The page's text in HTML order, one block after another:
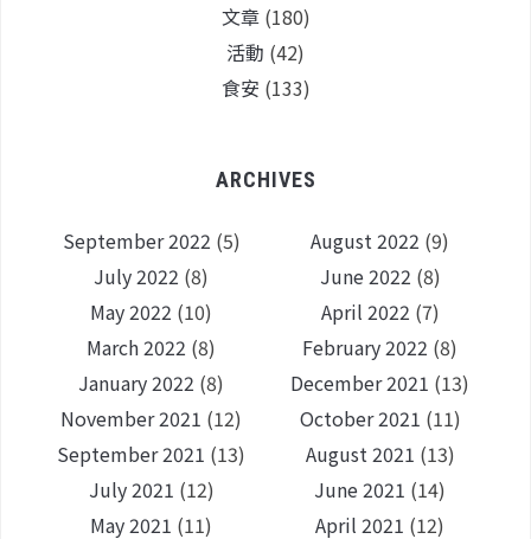
文章(180)
活動 (42)
食安 (133)
ARCHIVES
September 2022 (5) August 2022 (9)
July 2022 (8) June 2022 (8)
May 2022 (10) April 2022 (7)
March 2022 (8) February 2022 (8)
January 2022 (8) December 2021 (13)
November 2021 (12) October 2021 (11)
September 2021 (13) August 2021 (13)
July 2021 (12) June 2021 (14)
May 2021 (11) April 2021 (12)